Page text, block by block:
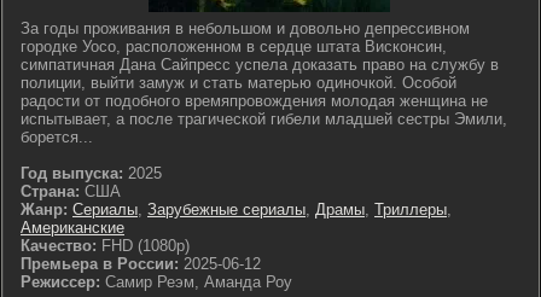
За годы проживания в небольшом и довольно депрессивном
городке Уосо, расположенном в сердце штата Висконсин,
симпатичная Дана Сайпресс успела доказать право на службу в
полиции, выйти замуж и стать матерью одиночкой. Особой
радости от подобного времяпровождения молодая женщина не
испытывает, а после трагической гибели младшей сестры Эмили,
борется...
Год выпуска: 2025
Страна: США
Жанр: Сериалы, Зарубежные сериалы, Драмы, Триллеры,
Американские
Качество: FHD (1080p)
Премьера в России: 2025-06-12
Режиссер: Самир Реэм, Аманда Роу